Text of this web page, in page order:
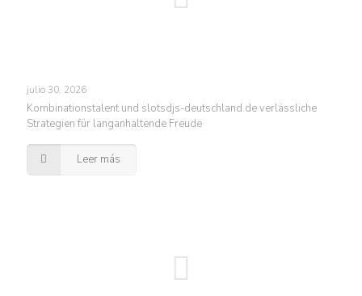
julio 30, 2026
Kombinationstalent und slotsdjs-deutschland.de verlässliche
Strategien für langanhaltende Freude
Leer más